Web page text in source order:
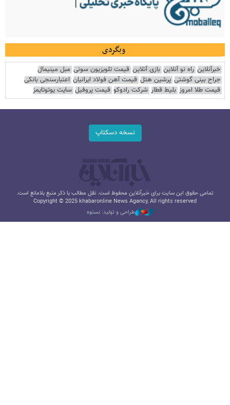
وبگردی
خبرآنلاین راه نو آنلاین بازی آنلاین قیمت تلویزیون سونی مبل مینیمال
جراح بینی گوشتی پرشین هتل قیمت آهن فولاد ایرانیان اعتبارسنجی بانکی
قیمت طلا امروز بلیط قطار شرکت رادوکو قیمت پروفیل سایت یوتوتایمز
نسخه دسکتاپ
تمامی حقوق این سایت برای خبرآنلاین محفوظ است. نقل مطالب با ذکر منبع بلامانع است.
Copyright © 2025 khabaronline News Agancy, All rights reserved
طراحی و تولید: نستوه